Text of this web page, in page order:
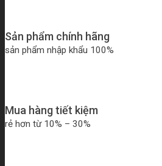
Sản phẩm chính hãng
sản phẩm nhập khẩu 100%
Mua hàng tiết kiệm
rẻ hơn từ 10% – 30%